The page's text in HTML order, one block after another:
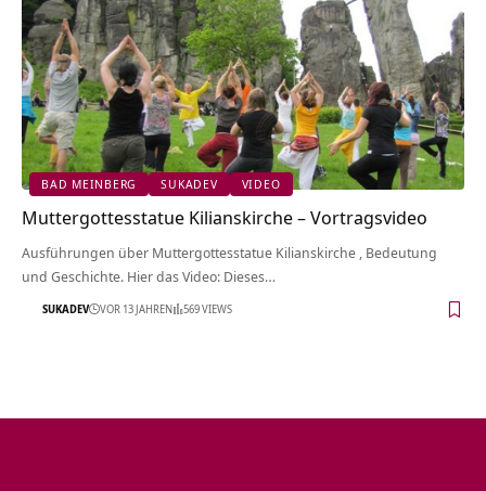
BAD MEINBERG SUKADEV VIDEO
Muttergottesstatue Kilianskirche‏‎ – Vortragsvideo
Ausführungen über Muttergottesstatue Kilianskirche‏‎ , Bedeutung
und Geschichte. Hier das Video: Dieses…
SUKADEV VOR 13 JAHREN 569 VIEWS